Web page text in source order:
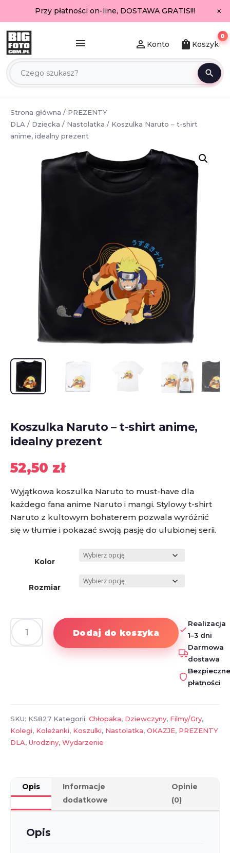
Przy płatności on-line, DOSTAWA GRATIS!!! ×
menu
search
person_outline Konto shopping_bag Koszyk
0
Strona główna / PREZENTY
DLA / Dziecka / Nastolatka / Koszulka Naruto – t-shirt
anime, idealny prezent
Koszulka Naruto – t-shirt anime,
idealny prezent
52,50 zł
Wyjątkowa koszulka Naruto to must-have dla
każdego fana anime Naruto i mangi. Stylowy t-shirt
Naruto z kultowym bohaterem pozwala wyróżnić
się w tłumie i pokazać swoją pasję do ulubionej serii.
Kolor
Rozmiar
ilość
Koszulka
idealny
prezent
Dodaj do koszyka
Realizacja
1–3 dni
Darmowa
dostawa
Bezpieczne
płatności
SKU: KS827 Kategorii: Chłopaka, Dziewczyny, Filmy/Gry,
Kolegi, Koleżanki, Koszulki, Nastolatka, OKAZJE, PREZENTY
DLA, Urodziny, Wydarzenie
Opis
Informacje
dodatkowe
Opinie
(0)
Opis